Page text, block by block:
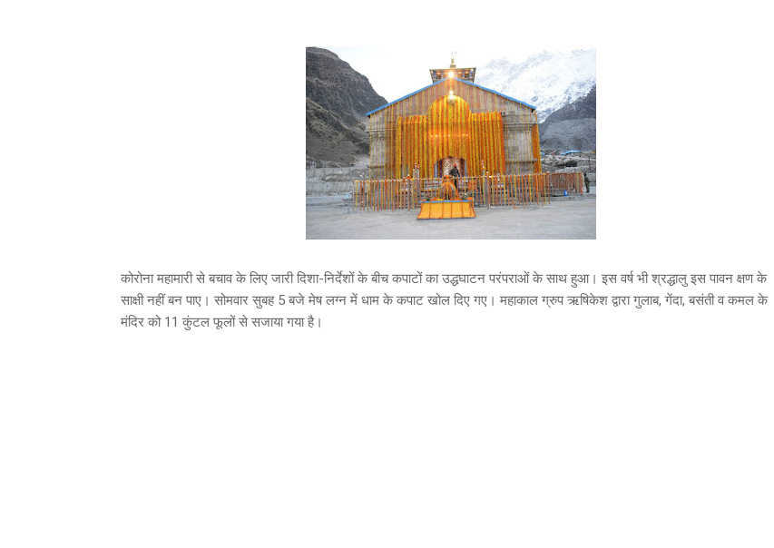
कोरोना महामारी से बचाव के लिए जारी दिशा-निर्देशों के बीच कपाटों का उद्धघाटन परंपराओं के साथ हुआ। इस वर्ष भी श्रद्धालु इस पावन क्षण के
साक्षी नहीं बन पाए। सोमवार सुबह 5 बजे मेष लग्न में धाम के कपाट खोल दिए गए। महाकाल ग्रुप ऋषिकेश द्वारा गुलाब, गेंदा, बसंती व कमल के
मंदिर को 11 कुंटल फूलों से सजाया गया है।